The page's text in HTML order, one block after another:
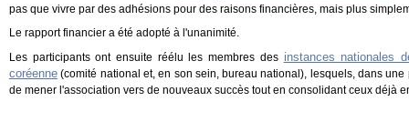
pas que vivre par des adhésions pour des raisons financières, mais plus
Le rapport financier a été adopté à l'unanimité.
Les participants ont ensuite réélu les membres des instances nationales
coréenne (comité national et, en son sein, bureau national), lesquels, dans
de mener l'association vers de nouveaux succès tout en consolidant ceux déjà